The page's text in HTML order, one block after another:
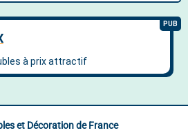
et Décoration de France